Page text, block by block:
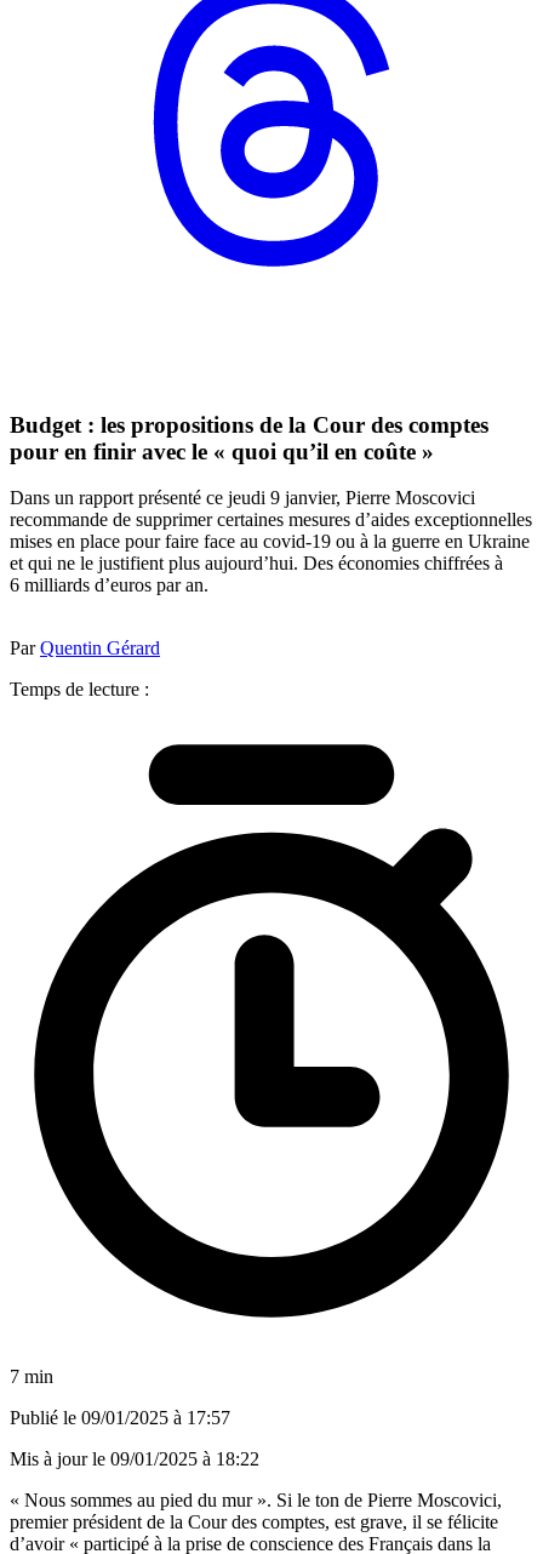
Budget : les propositions de la Cour des comptes
pour en finir avec le « quoi qu’il en coûte »
Dans un rapport présenté ce jeudi 9 janvier, Pierre Moscovici
recommande de supprimer certaines mesures d’aides exceptionnelles
mises en place pour faire face au covid-19 ou à la guerre en Ukraine
et qui ne le justifient plus aujourd’hui. Des économies chiffrées à
6 milliards d’euros par an.
ParQuentin Gérard
Temps de lecture :
7 min
Publié le 09/01/2025 à 17:57
Mis à jour le 09/01/2025 à 18:22
« Nous sommes au pied du mur ». Si le ton de Pierre Moscovici,
premier président de la Cour des comptes, est grave, il se félicite
d’avoir « participé à la prise de conscience des Français dans la